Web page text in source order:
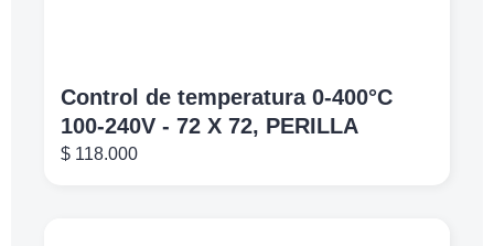
Control de temperatura 0-400°C
100-240V - 72 X 72, PERILLA
$ 118.000